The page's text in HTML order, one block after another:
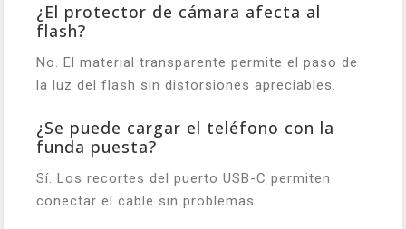
¿El protector de cámara afecta al
flash?
No. El material transparente permite el paso de
la luz del flash sin distorsiones apreciables.
¿Se puede cargar el teléfono con la
funda puesta?
Sí. Los recortes del puerto USB-C permiten
conectar el cable sin problemas.